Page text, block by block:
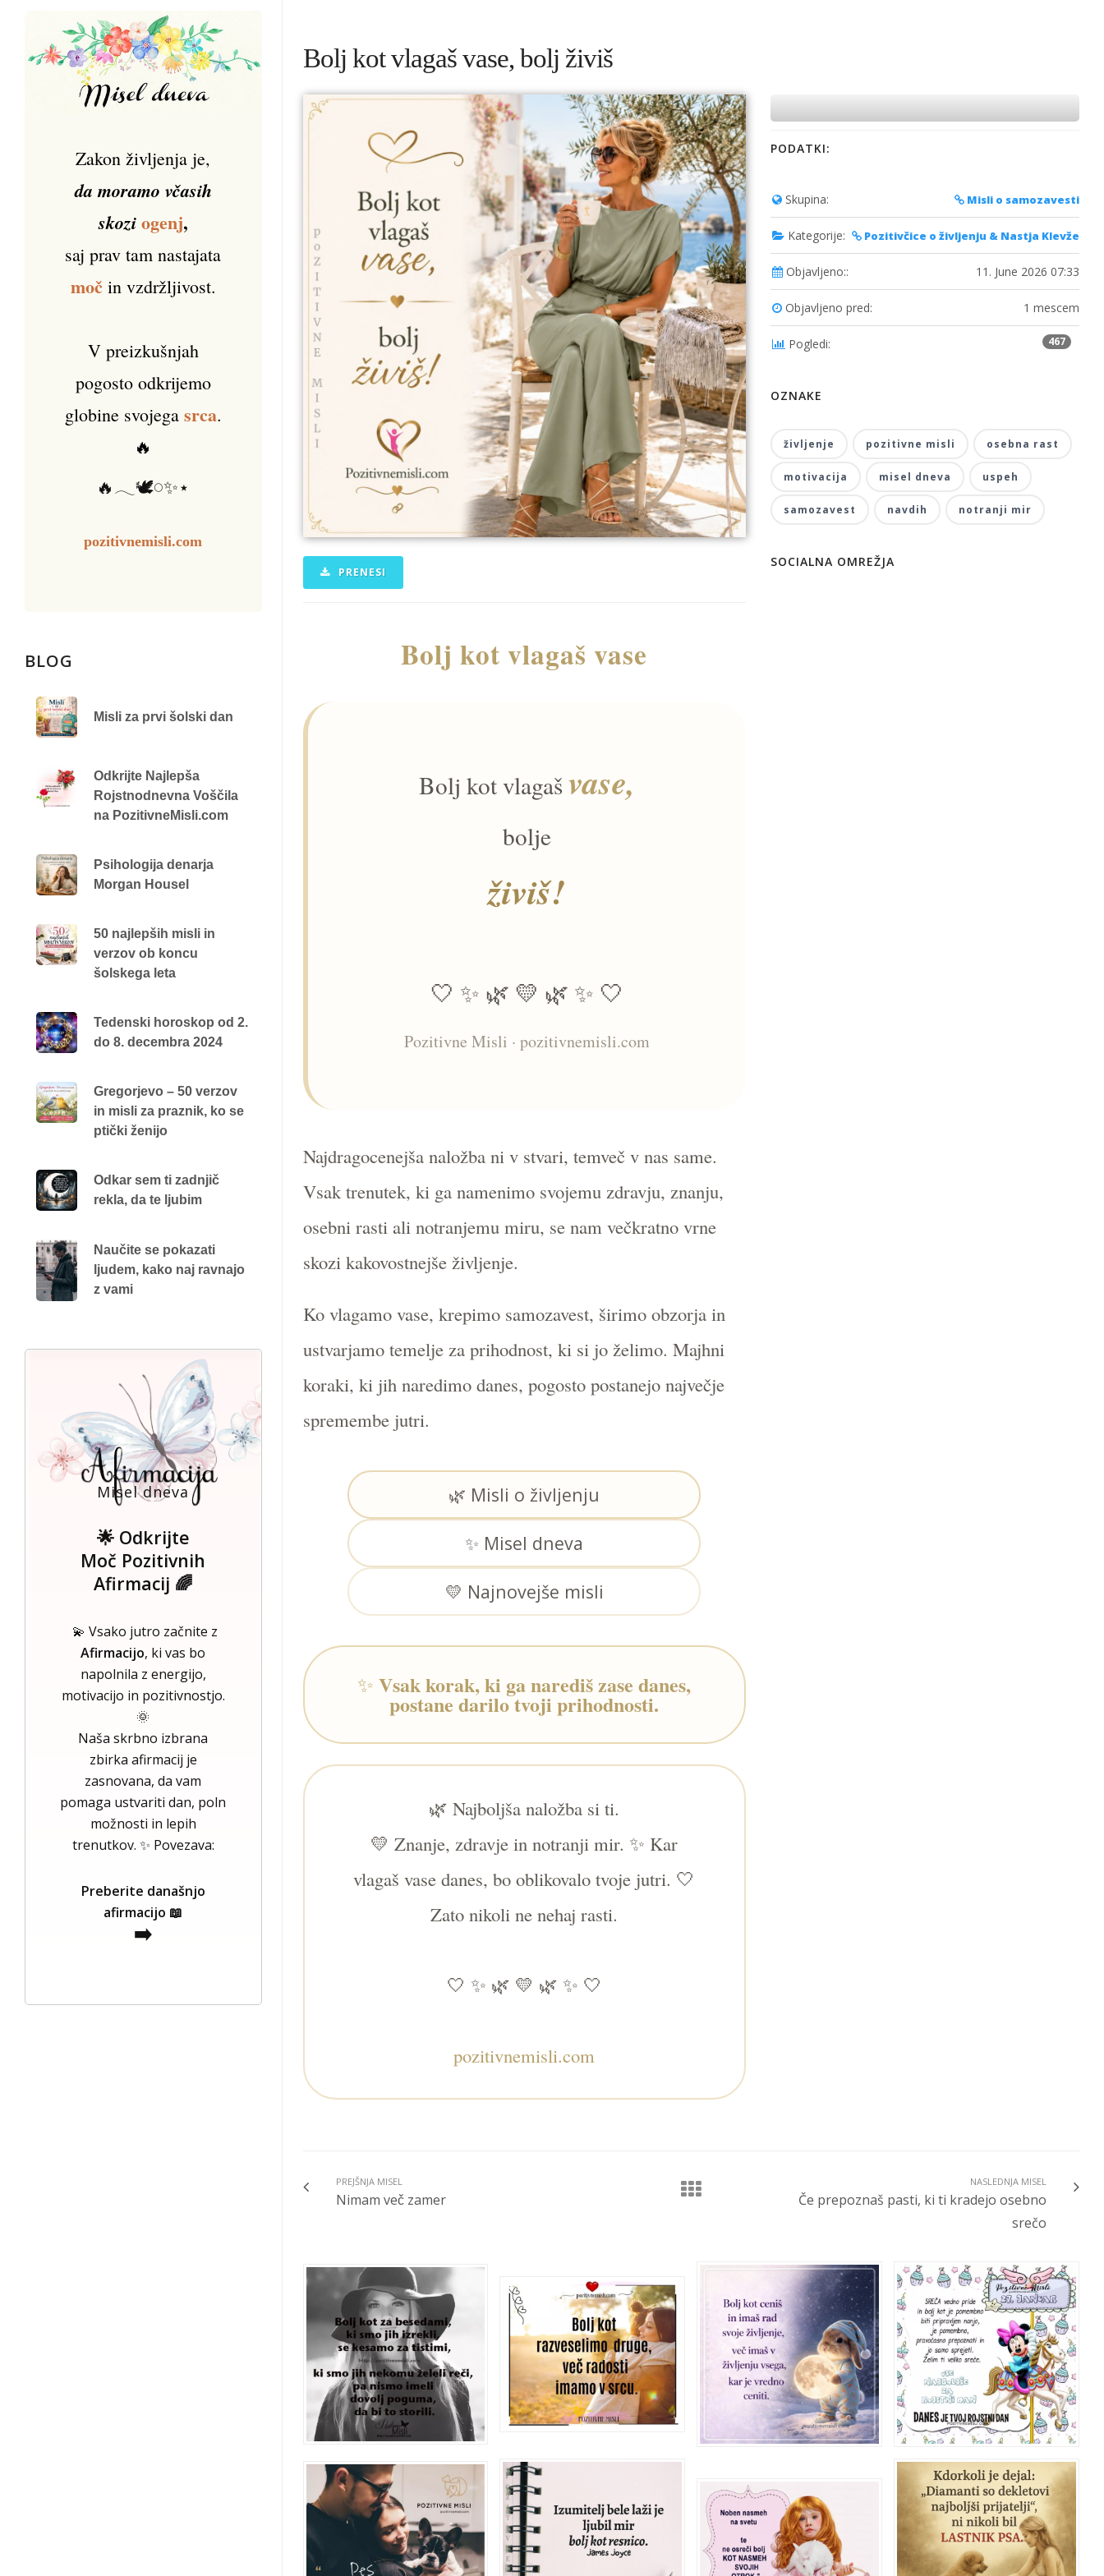
Bolj kot vlagaš vase, bolj živiš
PRENESI
Bolj kot vlagaš vase
Bolj kot vlagašvase,
bolje
živiš!
🤍 ✨ 🌿 💛 🌿 ✨ 🤍
Pozitivne Misli · pozitivnemisli.com
Najdragocenejša naložba ni v stvari, temveč v nas same.
Vsak trenutek, ki ga namenimo svojemu zdravju, znanju,
osebni rasti ali notranjemu miru, se nam večkratno vrne
skozi kakovostnejše življenje.
Ko vlagamo vase, krepimo samozavest, širimo obzorja in
ustvarjamo temelje za prihodnost, ki si jo želimo. Majhni
koraki, ki jih naredimo danes, pogosto postanejo največje
spremembe jutri.
🌿 Misli o življenju
✨ Misel dneva
💛 Najnovejše misli
✨Vsak korak, ki ga narediš zase danes,
postane darilo tvoji prihodnosti.
🌿 Najboljša naložba si ti.
💛 Znanje, zdravje in notranji mir. ✨ Kar
vlagaš vase danes, bo oblikovalo tvoje jutri. 🤍
Zato nikoli ne nehaj rasti.
🤍 ✨ 🌿 💛 🌿 ✨ 🤍
pozitivnemisli.com
PODATKI:
Skupina: Misli o samozavesti
Kategorije: Pozitivčice o življenju & Nastja Klevže
Objavljeno:: 11. June 2026 07:33
Objavljeno pred: 1 mescem
Pogledi: 467
OZNAKE
življenje pozitivne misli osebna rast
motivacija misel dneva uspeh
samozavest navdih notranji mir
SOCIALNA OMREŽJA
PREJŠNJA MISEL
Nimam več zamer
NASLEDNJA MISEL
Če prepoznaš pasti, ki ti kradejo osebno
srečo
Zakon življenja je,
da moramo včasih
skozi ogenj,
saj prav tam nastajata
močin vzdržljivost.
V preizkušnjah
pogosto odkrijemo
globine svojega srca.
🔥
🔥𓂃🕊️𓏸✨⋆
pozitivnemisli.com
BLOG
Misli za prvi šolski dan
Odkrijte Najlepša
Rojstnodnevna Voščila
na PozitivneMisli.com
Psihologija denarja
Morgan Housel
50 najlepših misli in
verzov ob koncu
šolskega leta
Tedenski horoskop od 2.
do 8. decembra 2024
Gregorjevo – 50 verzov
in misli za praznik, ko se
ptički ženijo
Odkar sem ti zadnjič
rekla, da te ljubim
Naučite se pokazati
ljudem, kako naj ravnajo
z vami
Misel dneva
🌟 Odkrijte
Moč Pozitivnih
Afirmacij 🌈
💫 Vsako jutro začnite z
Afirmacijo, ki vas bo
napolnila z energijo,
motivacijo in pozitivnostjo.
🌞
Naša skrbno izbrana
zbirka afirmacij je
zasnovana, da vam
pomaga ustvariti dan, poln
možnosti in lepih
trenutkov. ✨ Povezava:
Preberite današnjo
afirmacijo 📖
➡️